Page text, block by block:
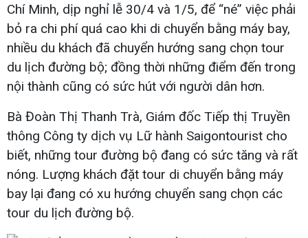
Chí Minh, dịp nghỉ lễ 30/4 và 1/5, để “né” việc phải
bỏ ra chi phí quá cao khi di chuyển bằng máy bay,
nhiều du khách đã chuyển hướng sang chọn tour
du lịch đường bộ; đồng thời những điểm đến trong
nội thành cũng có sức hút với người dân hơn.
Bà Đoàn Thị Thanh Trà, Giám đốc Tiếp thị Truyền
thông Công ty dịch vụ Lữ hành Saigontourist cho
biết, những tour đường bộ đang có sức tăng và rất
nóng. Lượng khách đặt tour di chuyển bằng máy
bay lại đang có xu hướng chuyển sang chọn các
tour du lịch đường bộ.